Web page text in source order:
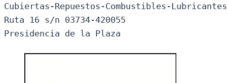
Cubiertas-Repuestos-Combustibles-
Ruta 16 s/n 03734-420055
Presidencia de la Plaza